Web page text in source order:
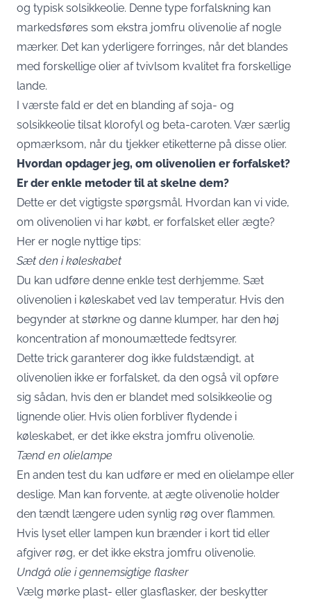
og typisk solsikkeolie. Denne type forfalskning kan
markedsføres som ekstra jomfru olivenolie af nogle
mærker. Det kan yderligere forringes, når det blandes
med forskellige olier af tvivlsom kvalitet fra forskellige
lande.
I værste fald er det en blanding af soja- og
solsikkeolie tilsat klorofyl og beta-caroten. Vær særlig
opmærksom, når du tjekker etiketterne på disse olier.
Hvordan opdager jeg, om olivenolien er forfalsket?
Er der enkle metoder til at skelne dem?
Dette er det vigtigste spørgsmål. Hvordan kan vi vide,
om olivenolien vi har købt, er forfalsket eller ægte?
Her er nogle nyttige tips:
Sæt den i køleskabet
Du kan udføre denne enkle test derhjemme. Sæt
olivenolien i køleskabet ved lav temperatur. Hvis den
begynder at størkne og danne klumper, har den høj
koncentration af monoumættede fedtsyrer.
Dette trick garanterer dog ikke fuldstændigt, at
olivenolien ikke er forfalsket, da den også vil opføre
sig sådan, hvis den er blandet med solsikkeolie og
lignende olier. Hvis olien forbliver flydende i
køleskabet, er det ikke ekstra jomfru olivenolie.
Tænd en olielampe
En anden test du kan udføre er med en olielampe eller
deslige. Man kan forvente, at ægte olivenolie holder
den tændt længere uden synlig røg over flammen.
Hvis lyset eller lampen kun brænder i kort tid eller
afgiver røg, er det ikke ekstra jomfru olivenolie.
Undgå olie i gennemsigtige flasker
Vælg mørke plast- eller glasflasker, der beskytter